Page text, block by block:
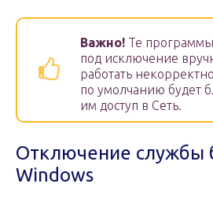
Важно! Те
под исключение
работать
по умолчанию будет
им доступ в Сеть.
Отключение службы
Windows